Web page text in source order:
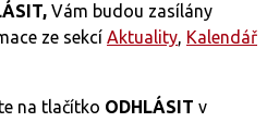
Vám budou zasílány
ze sekcí Aktuality, Kalendář
na tlačítko ODHLÁSIT v